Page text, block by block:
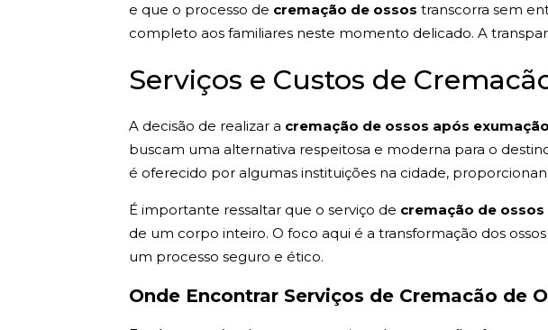
e que o processo de cremação de ossos transcorra sem
completo aos familiares neste momento delicado. A
Serviços e Custos de
A decisão de realizar a cremação de ossos após
buscam uma alternativa respeitosa e moderna para o
é oferecido por algumas instituições na cidade,
É importante ressaltar que o serviço de cremação de ossos
de um corpo inteiro. O foco aqui é a transformação dos
um processo seguro e ético.
Onde Encontrar Serviços de Cremacão de